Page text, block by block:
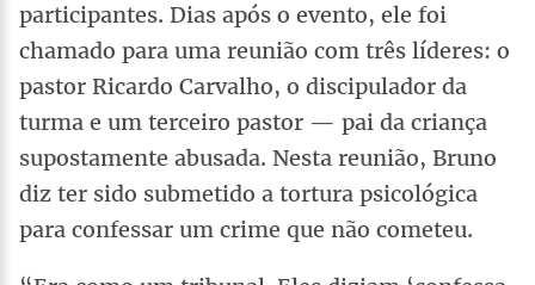
participantes. Dias após o evento, ele foi
chamado para uma reunião com três líderes: o
pastor Ricardo Carvalho, o discipulador da
turma e um terceiro pastor — pai da criança
supostamente abusada. Nesta reunião, Bruno
diz ter sido submetido a tortura psicológica
para confessar um crime que não cometeu.